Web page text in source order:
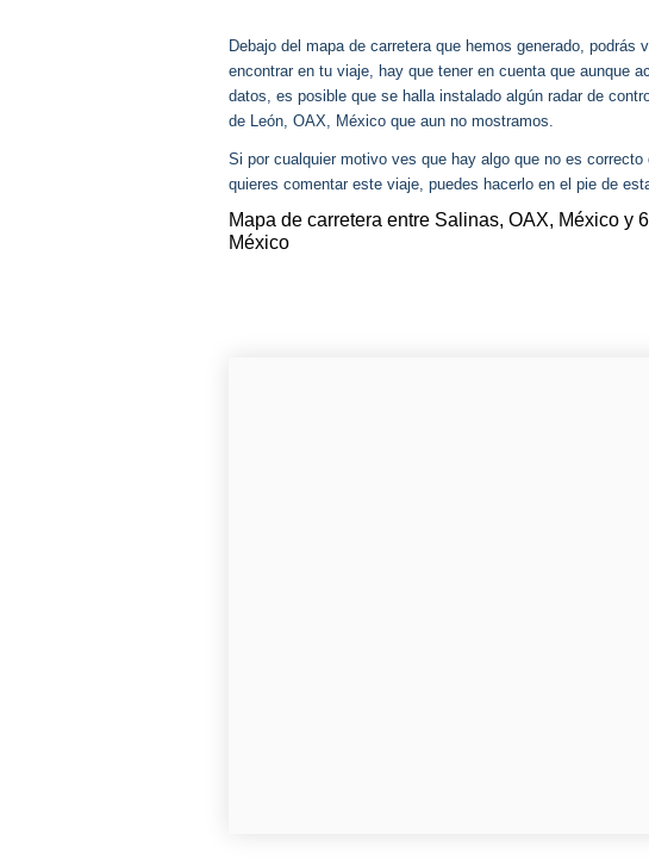
Debajo del mapa de carretera que hemos generado,
encontrar en tu viaje, hay que tener en cuenta que aunque
datos, es posible que se halla instalado algún radar de
de León, OAX, México que aun no mostramos.
Si por cualquier motivo ves que hay algo que no es
quieres comentar este viaje, puedes hacerlo en el pie de
Mapa de carretera entre Salinas, OAX, México y
México